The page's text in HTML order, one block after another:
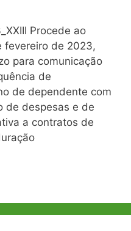
Procede ao
fevereiro de 2023,
para comunicação
de
de dependente com
de despesas e de
a contratos de